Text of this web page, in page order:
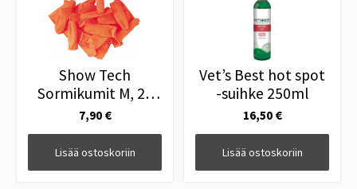
Show Tech
Sormikumit M, 25
kpl
7,90 €
Lisää ostoskoriin
Vet’s Best hot spot
-suihke 250ml
16,50 €
Lisää ostoskoriin